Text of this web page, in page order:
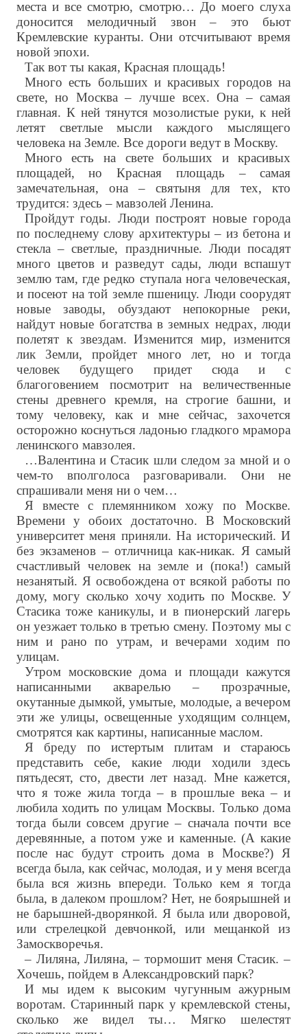
места и все смотрю, смотрю… До моего слуха
доносится мелодичный звон – это бьют
Кремлевские куранты. Они отсчитывают время
новой эпохи.
Так вот ты какая, Красная площадь!
Много есть больших и красивых городов на
свете, но Москва – лучше всех. Она – самая
главная. К ней тянутся мозолистые руки, к ней
летят светлые мысли каждого мыслящего
человека на Земле. Все дороги ведут в Москву.
Много есть на свете больших и красивых
площадей, но Красная площадь – самая
замечательная, она – святыня для тех, кто
трудится: здесь – мавзолей Ленина.
Пройдут годы. Люди построят новые города
по последнему слову архитектуры – из бетона и
стекла – светлые, праздничные. Люди посадят
много цветов и разведут сады, люди вспашут
землю там, где редко ступала нога человеческая,
и посеют на той земле пшеницу. Люди соорудят
новые заводы, обуздают непокорные реки,
найдут новые богатства в земных недрах, люди
полетят к звездам. Изменится мир, изменится
лик Земли, пройдет много лет, но и тогда
человек будущего придет сюда и с
благоговением посмотрит на величественные
стены древнего кремля, на строгие башни, и
тому человеку, как и мне сейчас, захочется
осторожно коснуться ладонью гладкого мрамора
ленинского мавзолея.
…Валентина и Стасик шли следом за мной и о
чем-то вполголоса разговаривали. Они не
спрашивали меня ни о чем…
Я вместе с племянником хожу по Москве.
Времени у обоих достаточно. В Московский
университет меня приняли. На исторический. И
без экзаменов – отличница как-никак. Я самый
счастливый человек на земле и (пока!) самый
незанятый. Я освобождена от всякой работы по
дому, могу сколько хочу ходить по Москве. У
Стасика тоже каникулы, и в пионерский лагерь
он уезжает только в третью смену. Поэтому мы с
ним и рано по утрам, и вечерами ходим по
улицам.
Утром московские дома и площади кажутся
написанными акварелью – прозрачные,
окутанные дымкой, умытые, молодые, а вечером
эти же улицы, освещенные уходящим солнцем,
смотрятся как картины, написанные маслом.
Я бреду по истертым плитам и стараюсь
представить себе, какие люди ходили здесь
пятьдесят, сто, двести лет назад. Мне кажется,
что я тоже жила тогда – в прошлые века – и
любила ходить по улицам Москвы. Только дома
тогда были совсем другие – сначала почти все
деревянные, а потом уже и каменные. (А какие
после нас будут строить дома в Москве?) Я
всегда была, как сейчас, молодая, и у меня всегда
была вся жизнь впереди. Только кем я тогда
была, в далеком прошлом? Нет, не боярышней и
не барышней-дворянкой. Я была или дворовой,
или стрелецкой девчонкой, или мещанкой из
Замоскворечья.
– Лиляна, Лиляна, – тормошит меня Стасик. –
Хочешь, пойдем в Александровский парк?
И мы идем к высоким чугунным ажурным
воротам. Старинный парк у кремлевской стены,
сколько же видел ты… Мягко шелестят